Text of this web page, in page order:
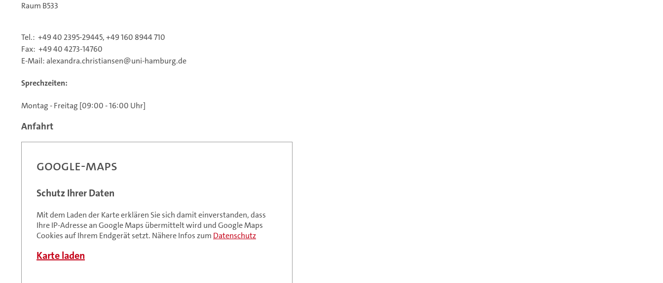
Raum B533
Tel.: +49 40 2395-29445, +49 160 8944 710
Fax: +49 40 4273-14760
E-Mail: alexandra.christiansen@uni-hamburg.de
Sprechzeiten:
Montag - Freitag [09:00 - 16:00 Uhr]
Anfahrt